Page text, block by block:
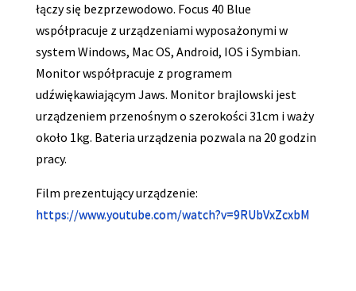
łączy się bezprzewodowo. Focus 40 Blue
współpracuje z urządzeniami wyposażonymi w
system Windows, Mac OS, Android, IOS i Symbian.
Monitor współpracuje z programem
udźwiękawiającym Jaws. Monitor brajlowski jest
urządzeniem przenośnym o szerokości 31cm i waży
około 1kg. Bateria urządzenia pozwala na 20 godzin
pracy.
Film prezentujący urządzenie:
https://www.youtube.com/watch?v=9RUbVxZcxbM